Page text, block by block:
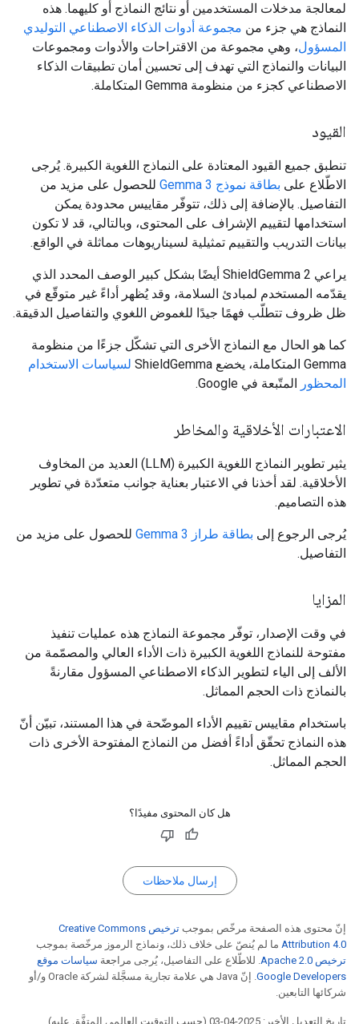
لمعالجة مدخلات المستخدمين أو نتائج النماذج أو كليهما. هذه
النماذج هي جزء من مجموعة أدوات الذكاء الاصطناعي التوليدي
المسؤول، وهي مجموعة من الاقتراحات والأدوات ومجموعات
البيانات والنماذج التي تهدف إلى تحسين أمان تطبيقات الذكاء
الاصطناعي كجزء من منظومة Gemma المتكاملة.
القيود
تنطبق جميع القيود المعتادة على النماذج اللغوية الكبيرة. يُرجى
الاطّلاع على بطاقة نموذج Gemma 3
للحصول على مزيد من
التفاصيل. بالإضافة إلى ذلك، تتوفّر مقاييس محدودة يمكن
استخدامها لتقييم الإشراف على المحتوى، وبالتالي، قد لا تكون
بيانات التدريب والتقييم تمثيلية لسيناريوهات مماثلة في الواقع.
يراعي ShieldGemma 2 أيضًا بشكل كبير الوصف المحدد الذي
يقدّمه المستخدم لمبادئ السلامة، وقد يُظهر أداءً غير متوقّع في
ظل ظروف تتطلّب فهمًا جيدًا للغموض اللغوي والتفاصيل الدقيقة.
كما هو الحال مع النماذج الأخرى التي تشكّل جزءًا من منظومة
Gemma المتكاملة، يخضع ShieldGemma
لسياسات الاستخدام
المحظور المتّبعة في Google.
الاعتبارات الأخلاقية والمخاطر
يثير تطوير النماذج اللغوية الكبيرة (LLM) العديد من المخاوف
الأخلاقية. لقد أخذنا في الاعتبار بعناية جوانب متعدّدة في تطوير
هذه التصاميم.
يُرجى الرجوع إلى بطاقة طراز Gemma 3
للحصول على مزيد من
التفاصيل.
المزايا
في وقت الإصدار، توفّر مجموعة النماذج هذه عمليات تنفيذ
مفتوحة للنماذج اللغوية الكبيرة ذات الأداء العالي والمصمّمة من
الألف إلى الياء لتطوير الذكاء الاصطناعي المسؤول مقارنةً
بالنماذج ذات الحجم المماثل.
باستخدام مقاييس تقييم الأداء الموضّحة في هذا المستند، تبيّن أنّ
هذه النماذج تحقّق أداءً أفضل من النماذج المفتوحة الأخرى ذات
الحجم المماثل.
هل كان المحتوى مفيدًا؟
إرسال ملاحظات
إنّ محتوى هذه الصفحة مرخّص بموجب
ترخيص Creative Commons
Attribution 4.0‏ ما لم يُنصّ على خلاف ذلك، ونماذج الرموز مرخّصة بموجب
ترخيص Apache 2.0‏
. للاطّلاع على التفاصيل، يُرجى مراجعة سياسات موقع
Google Developers‏
. إنّ Java هي علامة تجارية مسجَّلة لشركة Oracle و/أو
شركائها التابعين.
تاريخ التعديل الأخير: 2025-04-03 (حسب التوقيت العالمي المتفَّق عليه)